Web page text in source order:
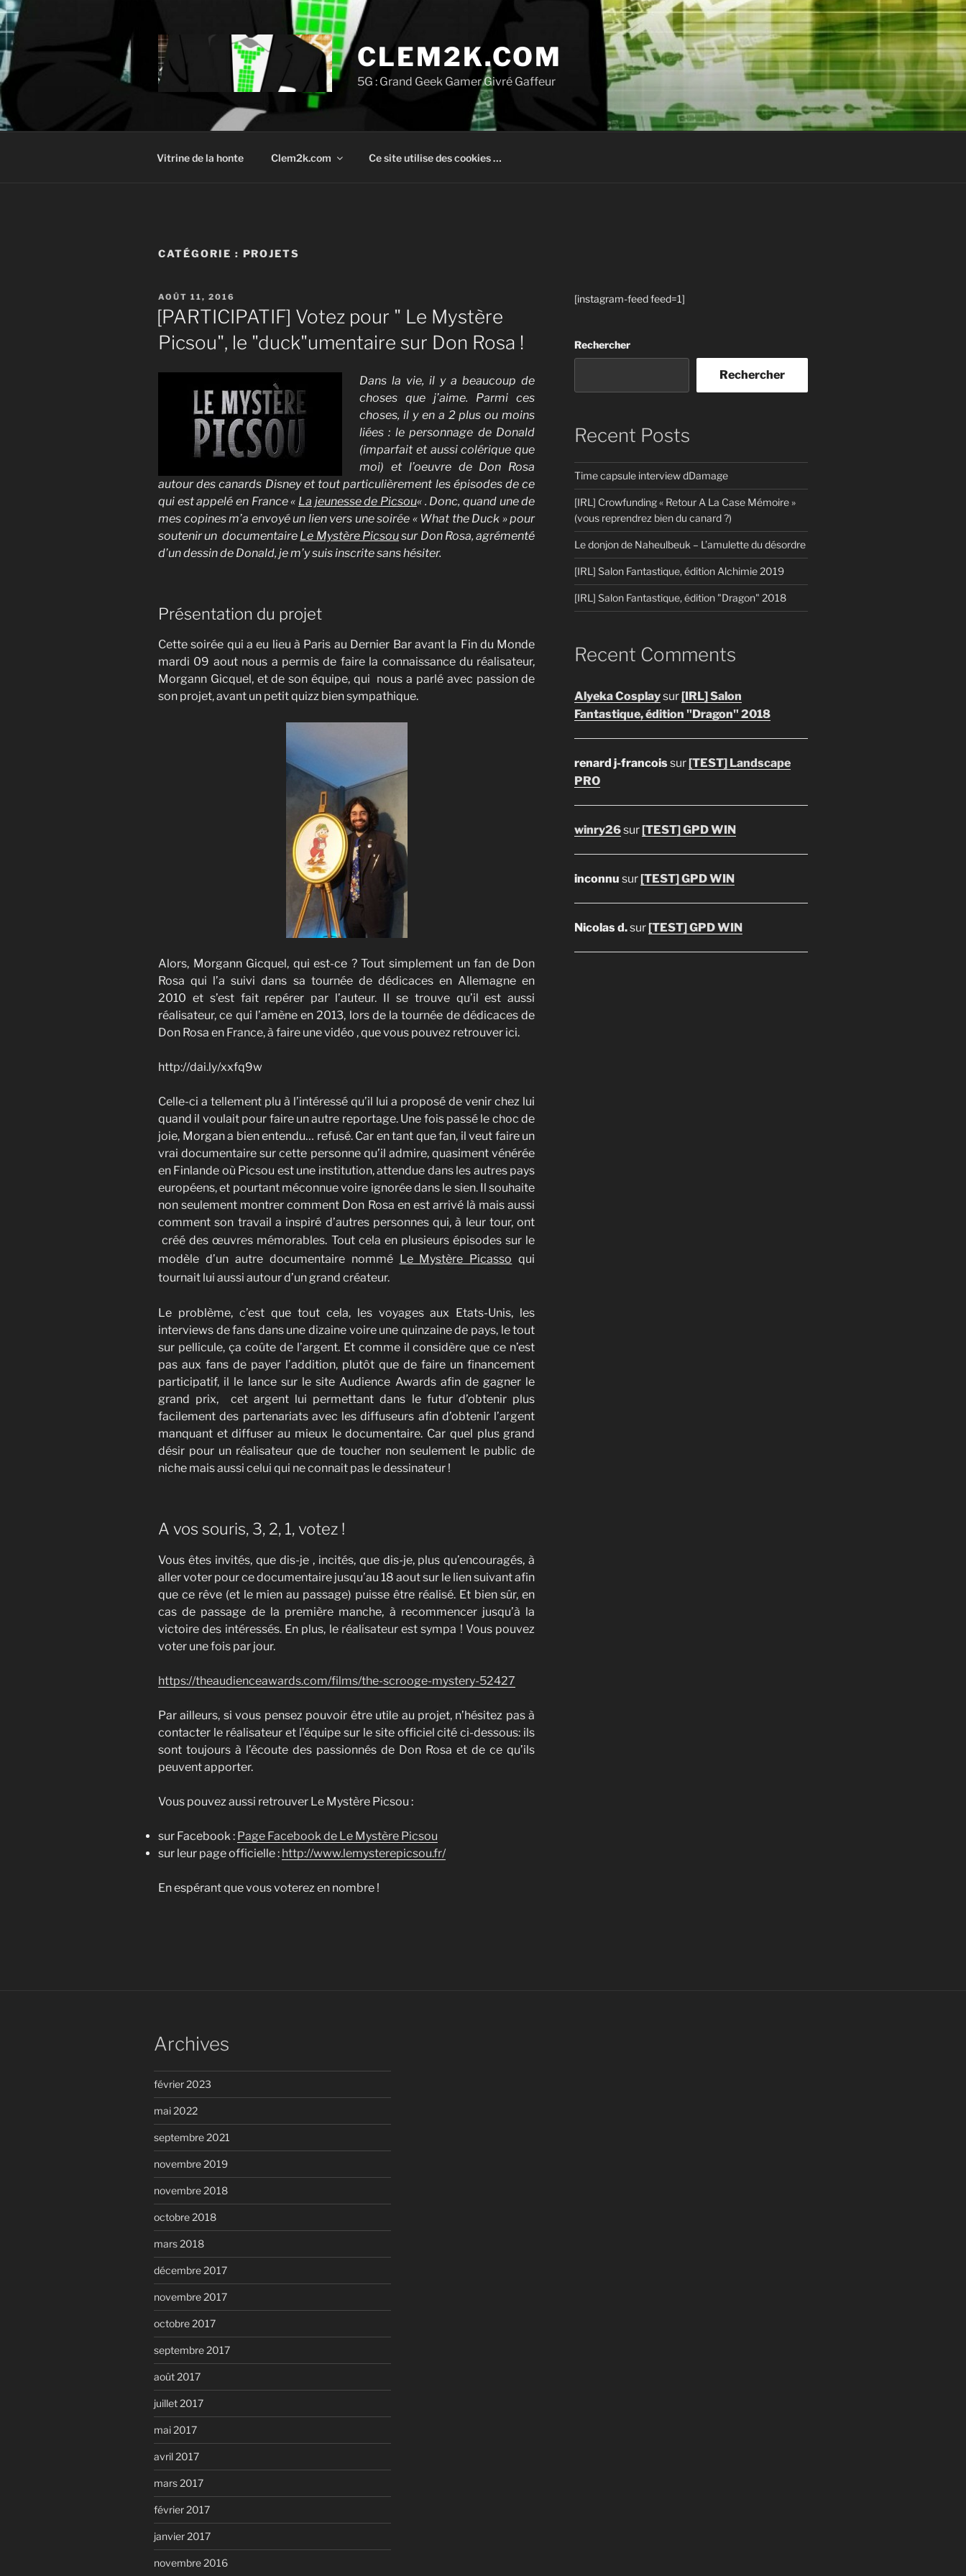
Aller
au
contenu
principal
CLEM2K.COM
5G : Grand Geek Gamer Givré Gaffeur
Vitrine de la honte Clem2k.com Ce site utilise des cookies …
CATÉGORIE : PROJETS
PUBLIÉ
LE
AOÛT 11, 2016
[PARTICIPATIF] Votez pour " Le Mystère
Picsou", le "duck"umentaire sur Don Rosa !
Dans la vie, il y a beaucoup de
choses que j’aime. Parmi ces
choses, il y en a 2 plus ou moins
liées : le personnage de Donald
(imparfait et aussi colérique que
moi) et l’oeuvre de Don Rosa
autour des canards Disney et tout particulièrement les épisodes de ce
qui est appelé en France « La jeunesse de Picsou« . Donc, quand une de
mes copines m’a envoyé un lien vers une soirée « What the Duck » pour
soutenir un documentaire Le Mystère Picsousur Don Rosa, agrémenté
d’un dessin de Donald, je m’y suis inscrite sans hésiter.
Présentation du projet
Cette soirée qui a eu lieu à Paris au Dernier Bar avant la Fin du Monde
mardi 09 aout nous a permis de faire la connaissance du réalisateur,
Morgann Gicquel, et de son équipe, qui nous a parlé avec passion de
son projet, avant un petit quizz bien sympathique.
Alors, Morgann Gicquel, qui est-ce ? Tout simplement un fan de Don
Rosa qui l’a suivi dans sa tournée de dédicaces en Allemagne en
2010 et s’est fait repérer par l’auteur. Il se trouve qu’il est aussi
réalisateur, ce qui l’amène en 2013, lors de la tournée de dédicaces de
Don Rosa en France, à faire une vidéo , que vous pouvez retrouver ici.
http://dai.ly/xxfq9w
Celle-ci a tellement plu à l’intéressé qu’il lui a proposé de venir chez lui
quand il voulait pour faire un autre reportage. Une fois passé le choc de
joie, Morgan a bien entendu… refusé. Car en tant que fan, il veut faire un
vrai documentaire sur cette personne qu’il admire, quasiment vénérée
en Finlande où Picsou est une institution, attendue dans les autres pays
européens, et pourtant méconnue voire ignorée dans le sien. Il souhaite
non seulement montrer comment Don Rosa en est arrivé là mais aussi
comment son travail a inspiré d’autres personnes qui, à leur tour, ont
créé des œuvres mémorables. Tout cela en plusieurs épisodes sur le
modèle d’un autre documentaire nommé Le Mystère Picasso qui
tournait lui aussi autour d’un grand créateur.
Le problème, c’est que tout cela, les voyages aux Etats-Unis, les
interviews de fans dans une dizaine voire une quinzaine de pays, le tout
sur pellicule, ça coûte de l’argent. Et comme il considère que ce n’est
pas aux fans de payer l’addition, plutôt que de faire un financement
participatif, il le lance sur le site Audience Awards afin de gagner le
grand prix, cet argent lui permettant dans le futur d’obtenir plus
facilement des partenariats avec les diffuseurs afin d’obtenir l’argent
manquant et diffuser au mieux le documentaire. Car quel plus grand
désir pour un réalisateur que de toucher non seulement le public de
niche mais aussi celui qui ne connait pas le dessinateur !
A vos souris, 3, 2, 1, votez !
Vous êtes invités, que dis-je , incités, que dis-je, plus qu’encouragés, à
aller voter pour ce documentaire jusqu’au 18 aout sur le lien suivant afin
que ce rêve (et le mien au passage) puisse être réalisé. Et bien sûr, en
cas de passage de la première manche, à recommencer jusqu’à la
victoire des intéressés. En plus, le réalisateur est sympa ! Vous pouvez
voter une fois par jour.
https://theaudienceawards.com/films/the-scrooge-mystery-52427
Par ailleurs, si vous pensez pouvoir être utile au projet, n’hésitez pas à
contacter le réalisateur et l’équipe sur le site officiel cité ci-dessous: ils
sont toujours à l’écoute des passionnés de Don Rosa et de ce qu’ils
peuvent apporter.
Vous pouvez aussi retrouver Le Mystère Picsou :
sur Facebook : Page Facebook de Le Mystère Picsou
sur leur page officielle : http://www.lemysterepicsou.fr/
En espérant que vous voterez en nombre !
[instagram-feed feed=1]
Rechercher
Rechercher
Recent Posts
Time capsule interview dDamage
[IRL] Crowfunding « Retour A La Case Mémoire »
(vous reprendrez bien du canard ?)
Le donjon de Naheulbeuk – L’amulette du désordre
[IRL] Salon Fantastique, édition Alchimie 2019
[IRL] Salon Fantastique, édition "Dragon" 2018
Recent Comments
Alyeka Cosplaysur[IRL] Salon
Fantastique, édition "Dragon" 2018
renard j-francoissur[TEST] Landscape
PRO
winry26sur[TEST] GPD WIN
inconnu sur[TEST] GPD WIN
Nicolas d.sur[TEST] GPD WIN
Archives
février 2023
mai 2022
septembre 2021
novembre 2019
novembre 2018
octobre 2018
mars 2018
décembre 2017
novembre 2017
octobre 2017
septembre 2017
août 2017
juillet 2017
mai 2017
avril 2017
mars 2017
février 2017
janvier 2017
novembre 2016